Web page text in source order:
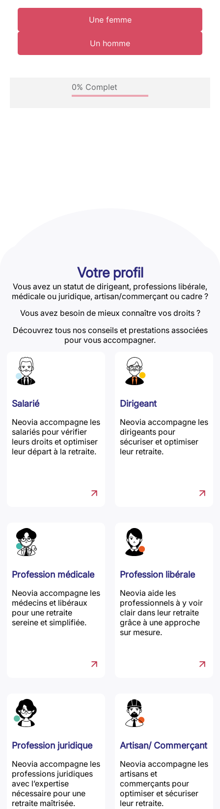
Votre profil
Vous avez un statut de dirigeant, professions libérale,
médicale ou juridique, artisan/commerçant ou cadre ?
Vous avez besoin de mieux connaître vos droits ?
Découvrez tous nos conseils et prestations associées
pour vous accompagner.
Salarié
Neovia accompagne les
salariés pour vérifier
leurs droits et optimiser
leur départ à la retraite.
Dirigeant
Neovia accompagne les
dirigeants pour
sécuriser et optimiser
leur retraite.
Profession médicale
Neovia accompagne les
médecins et libéraux
pour une retraite
sereine et simplifiée.
Profession libérale
Neovia aide les
professionnels à y voir
clair dans leur retraite
grâce à une approche
sur mesure.
Profession juridique
Neovia accompagne les
professions juridiques
avec l’expertise
nécessaire pour une
retraite maîtrisée.
Artisan/ Commerçant
Neovia accompagne les
artisans et
commerçants pour
optimiser et sécuriser
leur retraite.